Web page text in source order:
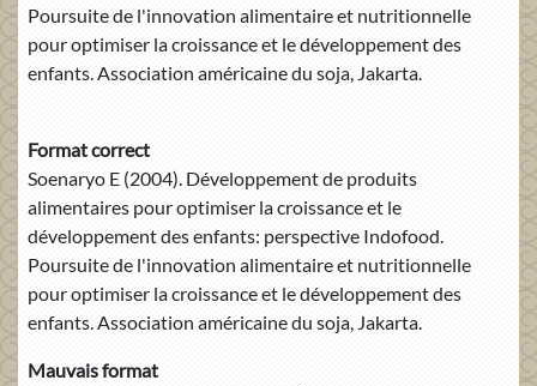
Poursuite de l'innovation alimentaire et nutritionnelle
pour optimiser la croissance et le développement des
enfants. Association américaine du soja, Jakarta.
Format correct
Soenaryo E (2004). Développement de produits
alimentaires pour optimiser la croissance et le
développement des enfants: perspective Indofood.
Poursuite de l'innovation alimentaire et nutritionnelle
pour optimiser la croissance et le développement des
enfants. Association américaine du soja, Jakarta.
Mauvais format